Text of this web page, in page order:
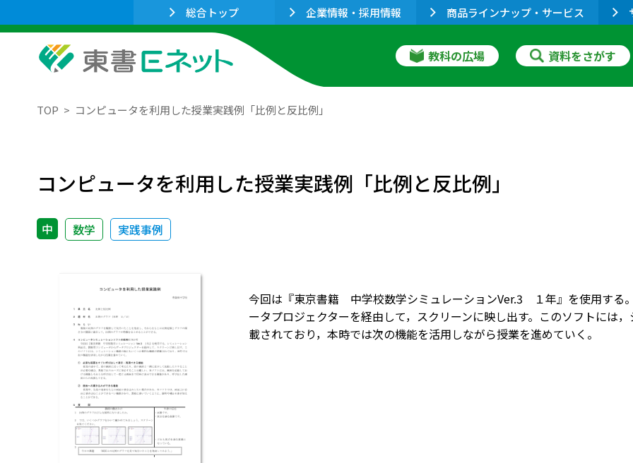
総合トップ 企業情報・採用情報 商品ラインナップ・サービス
教科の広場 資料をさがす
TOP コンピュータを利用した授業実践例「比例と反比例」
コンピュータを利用した授業実践例「比例と反比例」
中 数学 実践事例
今回は『東京書籍 中学校数学シミュレーションVer.3 １年』を使用する
ータプロジェクターを経由して，スクリーンに映し出す。このソフトには
載されており，本時では次の機能を活用しながら授業を進めていく。